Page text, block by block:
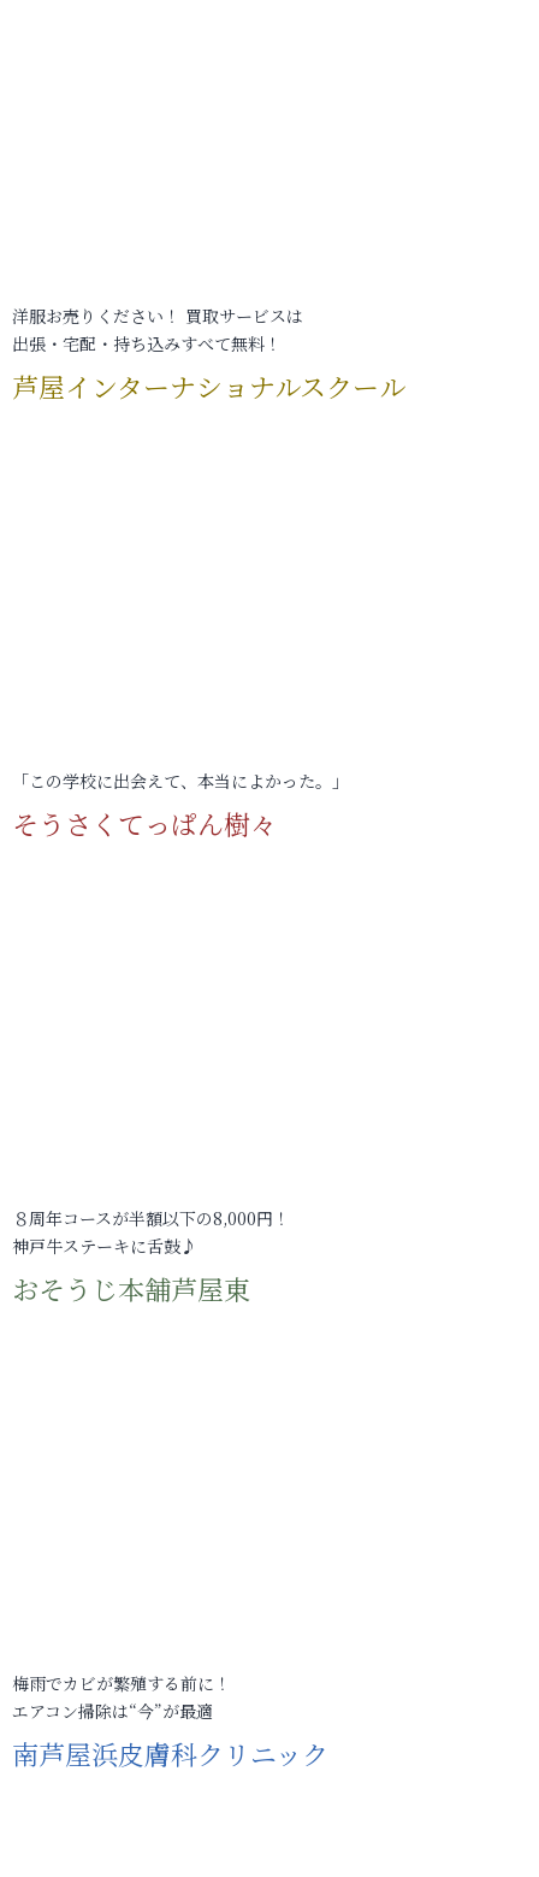
洋服お売りください！ 買取サービスは
出張・宅配・持ち込みすべて無料！
芦屋インターナショナルスクール
「この学校に出会えて、本当によかった。」
そうさくてっぱん樹々
８周年コースが半額以下の8,000円！
神戸牛ステーキに舌鼓♪
おそうじ本舗芦屋東
梅雨でカビが繁殖する前に！
エアコン掃除は“今”が最適
南芦屋浜皮膚科クリニック